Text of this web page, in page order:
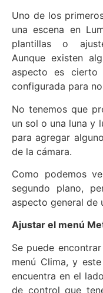
Uno de los
una escena en
plantillas o
Aunque existen
aspecto es
configurada para
No tenemos que
un sol o una luna y
para agregar
de la cámara.
Como podemos
segundo plano,
aspecto general de
Ajustar el menú
Se puede
menú Clima, y
encuentra en el
de control que